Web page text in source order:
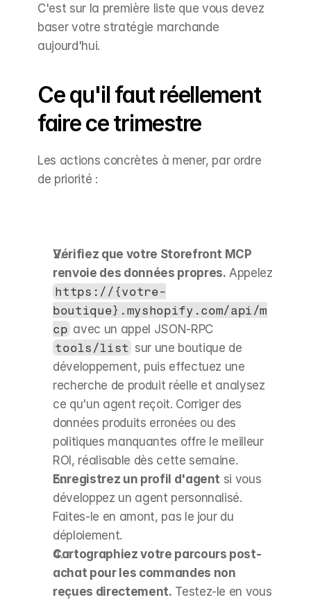
C'est sur la première liste que vous devez
baser votre stratégie marchande
aujourd'hui.
Ce qu'il faut réellement
faire ce trimestre
Les actions concrètes à mener, par ordre
de priorité :
Vérifiez que votre Storefront MCP
renvoie des données propres.
https://{votre-
boutique}.myshopify.com/api/m
cp
avec un appel JSON-RPC
tools/list sur une boutique de
développement, puis effectuez une
recherche de produit réelle et analysez
ce qu'un agent reçoit. Corriger des
données produits erronées ou des
politiques manquantes offre le meilleur
ROI, réalisable dès cette semaine.
Enregistrez un profil d'agent si vous
développez un agent personnalisé.
Faites-le en amont, pas le jour du
déploiement.
Cartographiez votre parcours post-
achat pour les commandes non
reçues directement. Testez-le en vous